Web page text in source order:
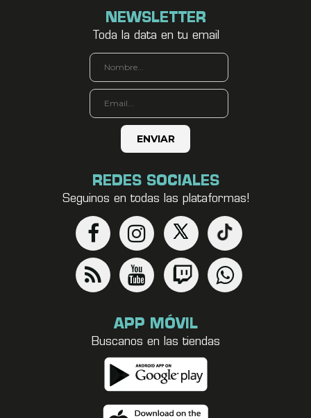
NEWSLETTER
Toda la data en tu email
REDES SOCIALES
Seguinos en todas las plataformas!
APP MÓVIL
Buscanos en las tiendas